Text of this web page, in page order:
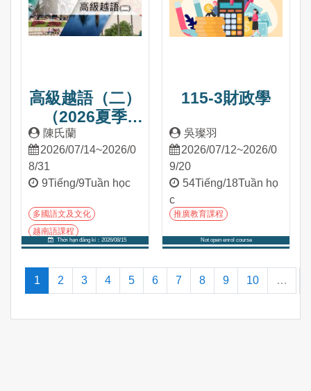
高級越語（二）
（2026夏季
班）
陳氏蘭
2026/07/14~2026/0
8/31
9Tiếng/9Tuần học
多國語文及文化
越南語課程
Thời hạn đăng kí：2026/08/15
115-3財政學
吳璨羽
2026/07/12~2026/0
9/20
54Tiếng/18Tuần họ
c
推廣教育課程
Not open enrol course
1 (current)
2 3 4 5 6 7 8 9 10 …